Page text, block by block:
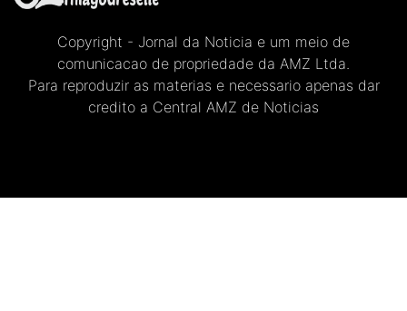
Copyright - Jornal da Noticia e um meio de
comunicacao de propriedade da AMZ Ltda.
Para reproduzir as materias e necessario apenas dar
credito a Central AMZ de Noticias